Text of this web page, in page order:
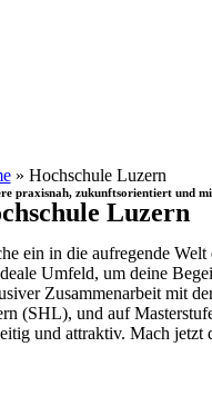
» Hochschule Luzern
praxisnah, zukunftsorientiert und
Luzern
ein in die aufregende
Umfeld, um deine
Zusammenarbeit mit
(SHL), und auf
und attraktiv. Mach jetzt